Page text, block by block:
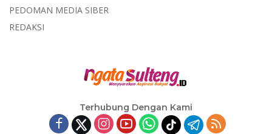
PEDOMAN MEDIA SIBER
REDAKSI
Terhubung Dengan Kami